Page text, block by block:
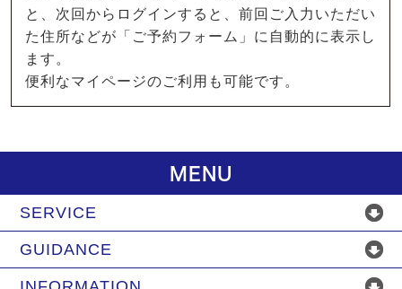
と、次回からログインすると、前回ご入力いただい
た住所などが「ご予約フォーム」に自動的に表示し
ます。
便利なマイページのご利用も可能です。
MENU
SERVICE
GUIDANCE